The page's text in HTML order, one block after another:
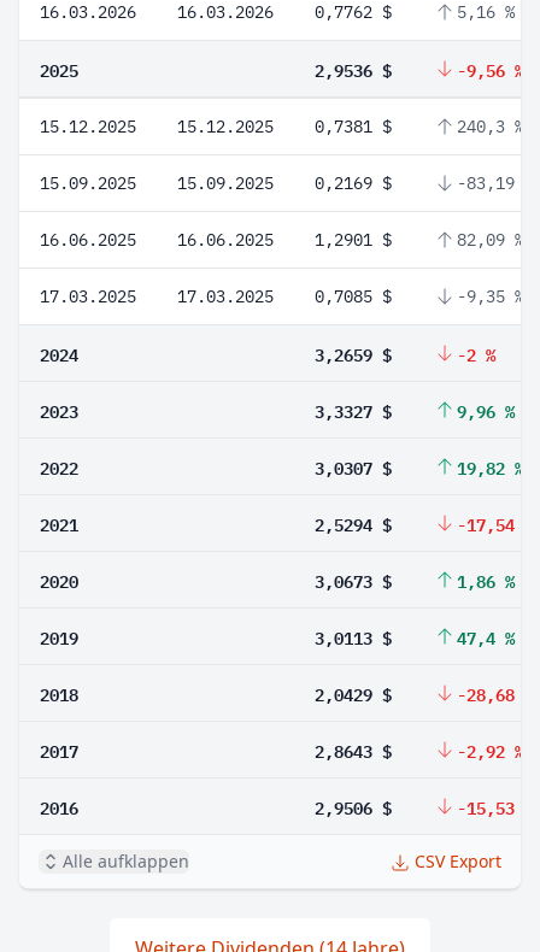
16.03.2026 16.03.2026 0,7762 $ 5,16 %
2025 2,9536 $ -9,56 %
15.12.2025 15.12.2025 0,7381 $ 240,3 %
15.09.2025 15.09.2025 0,2169 $ -83,19 %
16.06.2025 16.06.2025 1,2901 $ 82,09 %
17.03.2025 17.03.2025 0,7085 $ -9,35 %
2024 3,2659 $ -2 %
2023 3,3327 $ 9,96 %
2022 3,0307 $ 19,82 %
2021 2,5294 $ -17,54 %
2020 3,0673 $ 1,86 %
2019 3,0113 $ 47,4 %
2018 2,0429 $ -28,68 %
2017 2,8643 $ -2,92 %
2016 2,9506 $ -15,53 %
Alle aufklappen CSV Export